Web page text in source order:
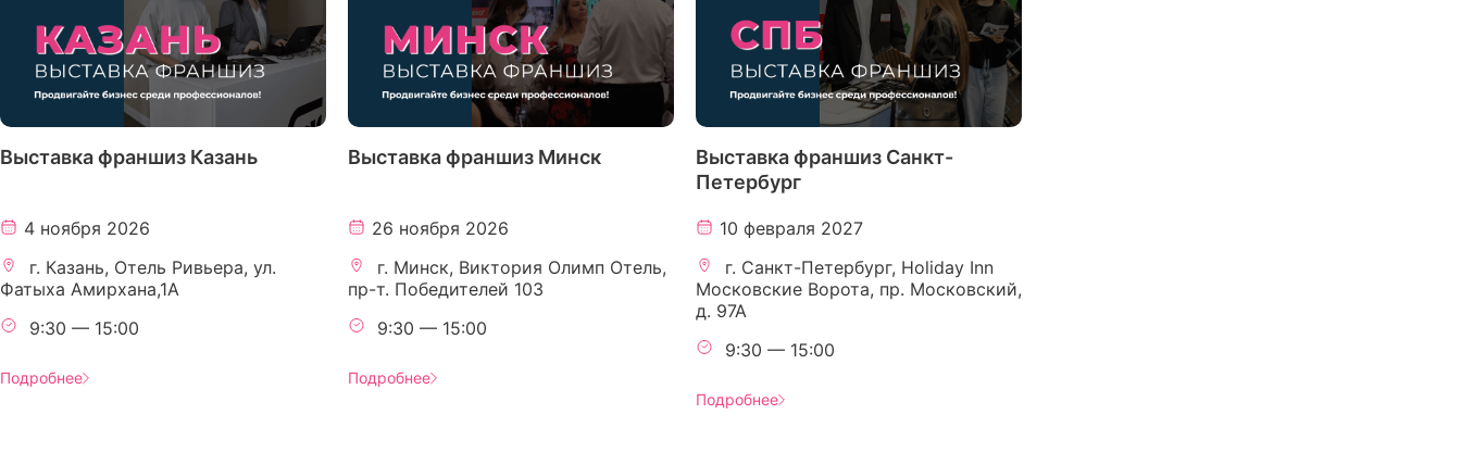
Выставка франшиз Казань
4 ноября 2026
г. Казань, Отель Ривьера, ул.
Фатыха Амирхана,1А
9:30 — 15:00
Подробнее
Выставка франшиз Минск
26 ноября 2026
г. Минск, Виктория Олимп Отель,
пр-т. Победителей 103
9:30 — 15:00
Подробнее
Выставка франшиз Санкт-
Петербург
10 февраля 2027
г. Санкт-Петербург, Holiday Inn
Московские Ворота, пр. Московский,
д. 97А
9:30 — 15:00
Подробнее